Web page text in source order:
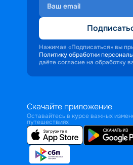
Нажимая «Подписаться» вы
Политику обработки
даёте согласие на обработку
Скачайте приложение
Оставайтесь в курсе важных
путешествиях